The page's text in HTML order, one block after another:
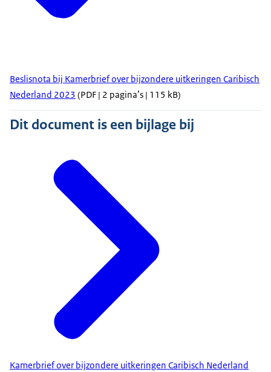
Beslisnota bij Kamerbrief over bijzondere uitkeringen Caribisch
Nederland 2023 (PDF | 2 pagina’s | 115 kB)
Dit document is een bijlage bij
Kamerbrief over bijzondere uitkeringen Caribisch Nederland